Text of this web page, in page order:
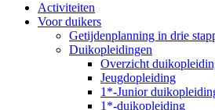
Activiteiten
Voor duikers
Getijdenplanning in drie
Duikopleidingen
Overzicht
Jeugdopleiding
1*-Junior
1*-duikopleiding